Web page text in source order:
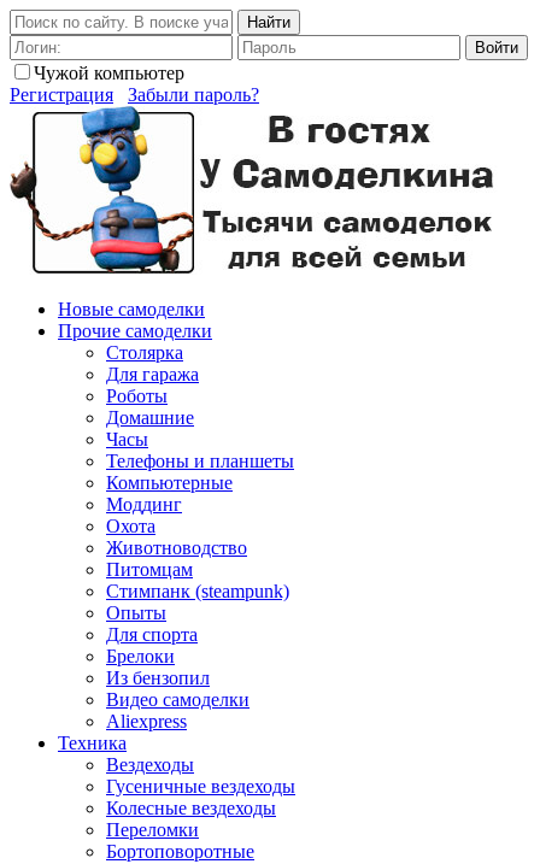
Найти
Войти
Чужой компьютер
Регистрация
Забыли пароль?
Новые самоделки
Прочие самоделки
Столярка
Для гаража
Роботы
Домашние
Часы
Телефоны и планшеты
Компьютерные
Моддинг
Охота
Животноводство
Питомцам
Стимпанк (steampunk)
Опыты
Для спорта
Брелоки
Из бензопил
Видео самоделки
Aliexpress
Техника
Вездеходы
Гусеничные вездеходы
Колесные вездеходы
Переломки
Бортоповоротные